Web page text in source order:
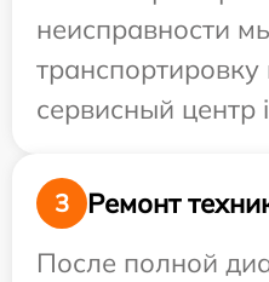
неисправности
сервисный центр
3
Ремонт
После полной